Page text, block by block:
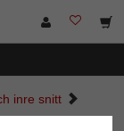
inre snitt